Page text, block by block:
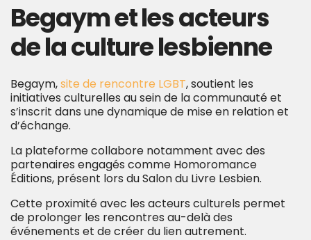
Begaym et les acteurs
de la culture lesbienne
Begaym,site de rencontre LGBT, soutient les
initiatives culturelles au sein de la communauté et
s’inscrit dans une dynamique de mise en relation et
d’échange.
La plateforme collabore notamment avec des
partenaires engagés comme Homoromance
Éditions, présent lors du Salon du Livre Lesbien.
Cette proximité avec les acteurs culturels permet
de prolonger les rencontres au-delà des
événements et de créer du lien autrement.